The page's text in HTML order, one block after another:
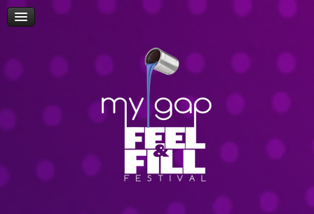
Δήλωση Συμμετοχής Επισκεπτών
Επίσκεψη Σχολείων/Σχολών
Workshop